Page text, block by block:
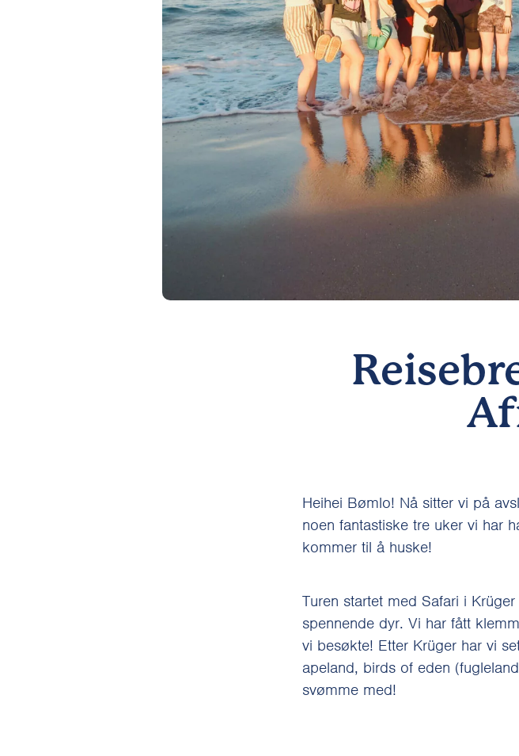
Heihei Bømlo! Nå sitter vi på
noen fantastiske tre uker vi har
kommer til å huske!
Turen startet med Safari i
spennende dyr. Vi har fått
vi besøkte! Etter Krüger har vi
apeland, birds of eden
svømme med!